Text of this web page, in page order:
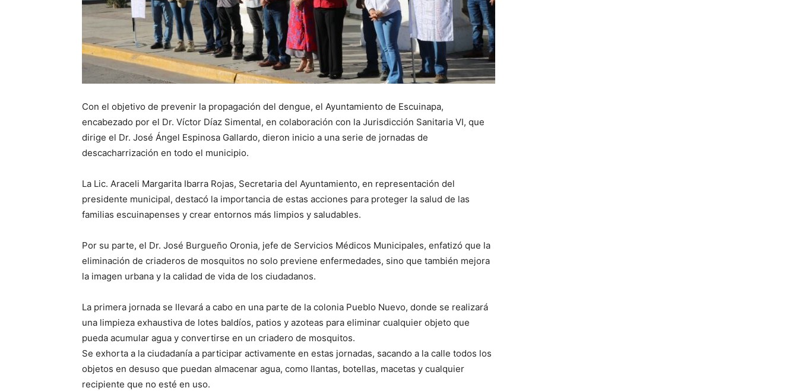
Con el objetivo de prevenir la propagación del dengue, el Ayuntamiento de Escuinapa,
encabezado por el Dr. Víctor Díaz Simental, en colaboración con la Jurisdicción Sanitaria VI, que
dirige el Dr. José Ángel Espinosa Gallardo, dieron inicio a una serie de jornadas de
descacharrización en todo el municipio.
La Lic. Araceli Margarita Ibarra Rojas, Secretaria del Ayuntamiento, en representación del
presidente municipal, destacó la importancia de estas acciones para proteger la salud de las
familias escuinapenses y crear entornos más limpios y saludables.
Por su parte, el Dr. José Burgueño Oronia, jefe de Servicios Médicos Municipales, enfatizó que la
eliminación de criaderos de mosquitos no solo previene enfermedades, sino que también mejora
la imagen urbana y la calidad de vida de los ciudadanos.
La primera jornada se llevará a cabo en una parte de la colonia Pueblo Nuevo, donde se realizará
una limpieza exhaustiva de lotes baldíos, patios y azoteas para eliminar cualquier objeto que
pueda acumular agua y convertirse en un criadero de mosquitos.
Se exhorta a la ciudadanía a participar activamente en estas jornadas, sacando a la calle todos los
objetos en desuso que puedan almacenar agua, como llantas, botellas, macetas y cualquier
recipiente que no esté en uso.